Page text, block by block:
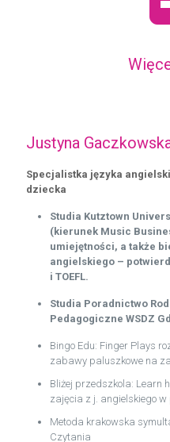
Justyna
Specjalistka języka
dziecka
Studia Kutztown
(kierunek Music
umiejętności, a także
angielskiego –
i TOEFL.
Studia Poradnictwo
Pedagogiczne WSDZ
Bingo Edu: Finger Plays
zabawy paluszkowe na
Bliżej przedszkola: Learn
zajęcia z j. angielskiego w
Metoda krakowska
Czytania